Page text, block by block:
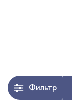
Фильтр